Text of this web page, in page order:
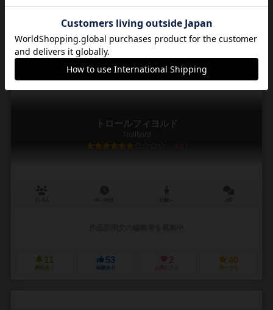
7
興味あり
42
経験あり
4 16
トロールフィヨルド
Trollfjord
6.0
11
興味あり
53
経験あり
2
お気に入り
40
持ってる